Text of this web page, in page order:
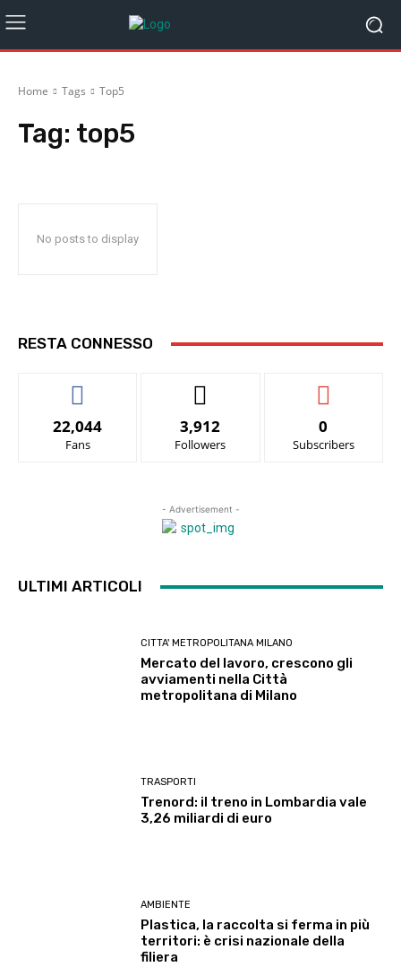
Home Tags Top5
Tag: top5
No posts to display
RESTA CONNESSO
22,044
Fans
3,912
Followers
0
Subscribers
- Advertisement -
ULTIMI ARTICOLI
CITTA' METROPOLITANA MILANO
Mercato del lavoro, crescono gli
avviamenti nella Città
metropolitana di Milano
TRASPORTI
Trenord: il treno in Lombardia vale
3,26 miliardi di euro
AMBIENTE
Plastica, la raccolta si ferma in più
territori: è crisi nazionale della
filiera